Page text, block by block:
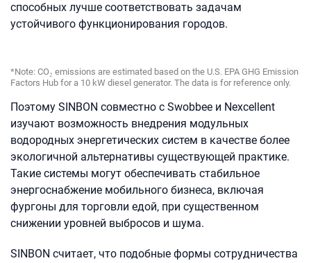
способных лучше соответствовать задачам
устойчивого функционирования городов.
*Note: CO₂ emissions are estimated based on the U.S. EPA GHG Emission
Factors Hub for a 10 kW diesel generator. The data is for reference only.
Поэтому SINBON совместно с Swobbee и Nexcellent
изучают возможность внедрения модульных
водородных энергетических систем в качестве более
экологичной альтернативы существующей практике.
Такие системы могут обеспечивать стабильное
энергоснабжение мобильного бизнеса, включая
фургоны для торговли едой, при существенном
снижении уровней выбросов и шума.
SINBON считает, что подобные формы сотрудничества